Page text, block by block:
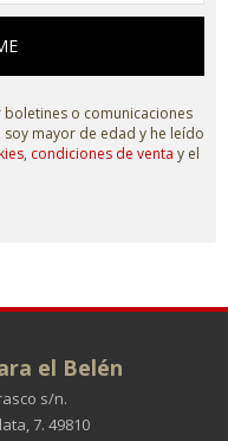
o comunicaciones
mayor de edad y he leído
, condiciones de venta y el
el Belén
s/n.
7. 49810